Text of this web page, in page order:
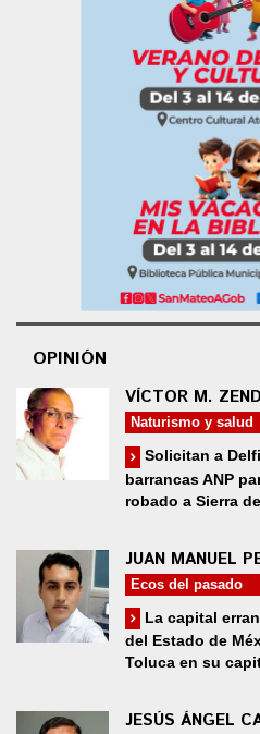
OPINIÓN
VÍCTOR M.
Naturismo y salud
Solicitan a
barrancas ANP
robado a Sierra
JUAN MANUEL
Ecos del pasado
La capital
del Estado de
Toluca en su
JESÚS ÁNGEL